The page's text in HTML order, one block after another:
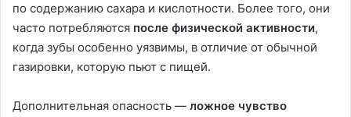
по содержанию сахара и кислотности. Более того, они
часто потребляются после физической активности,
когда зубы особенно уязвимы, в отличие от обычной
газировки, которую пьют с пищей.
Дополнительная опасность — ложное чувство